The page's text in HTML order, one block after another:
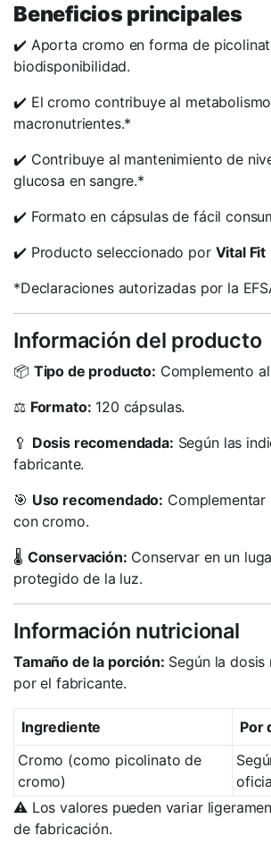
Beneficios principales
✔️ Aporta cromo en forma de
biodisponibilidad.
✔️ El cromo contribuye al
macronutrientes.*
✔️ Contribuye al mantenimiento de
glucosa en sangre.*
✔️ Formato en cápsulas de fácil
✔️ Producto seleccionado por Vital Fit
*Declaraciones autorizadas por la
Información del producto
📦 Tipo de producto: Complemento
⚖️ Formato: 120 cápsulas.
🥄 Dosis recomendada: Según las
fabricante.
🎯 Uso recomendado:
con cromo.
🌡️ Conservación: Conservar en un
protegido de la luz.
Información nutricional
Tamaño de la porción: Según la dosis
por el fabricante.
Ingrediente
Por
Cromo (como picolinato de
cromo)
⚠️ Los valores pueden variar
de fabricación.